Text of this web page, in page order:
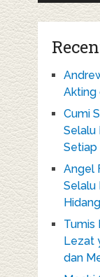
Akting
Cumi
Selalu
Angel
Selalu
Tumis
Lezat
dan